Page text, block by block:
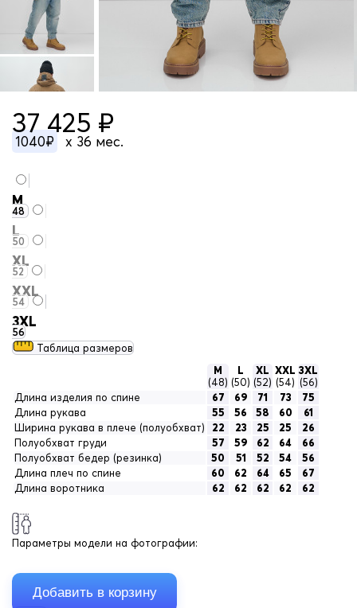
37 425 ₽
1040₽ x 36 мес.
M
48
L
50
XL
52
XXL
54
3XL
56
Таблица размеров
M
(48)
L
(50)
XL
(52)
XXL
(54)
3XL
(56)
Длина изделия по спине
67 69 71 73
75
Длина рукава
55 56 58 60
61
Ширина рукава в плече (полуобхват)
22 23 25 25
26
Полуобхват груди
57 59 62 64
66
Полуобхват бедер (резинка)
50 51 52 54
56
Длина плеч по спине
60 62 64 65
67
Длина воротника
62 62 62 62 62
Параметры модели на фотографии: